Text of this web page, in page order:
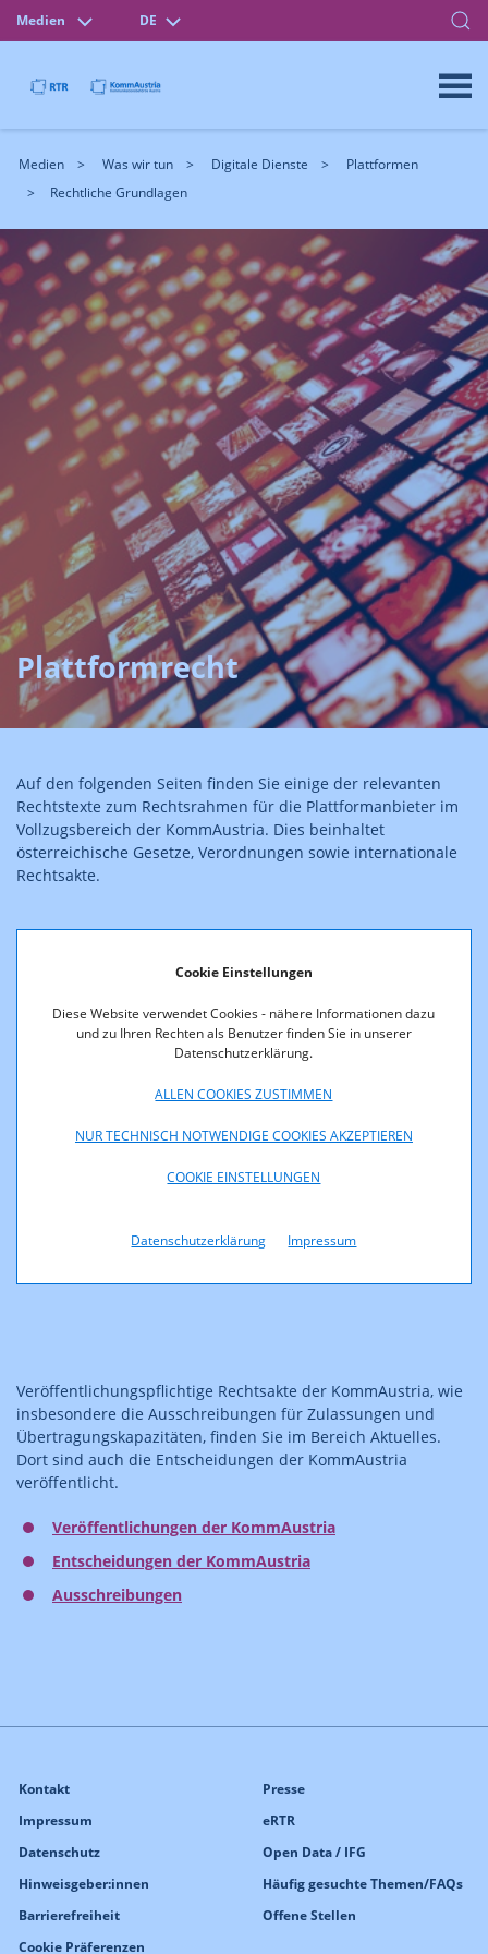
Cookie Einstellungen
Diese Website verwendet Cookies - nähere Informationen dazu
und zu Ihren Rechten als Benutzer finden Sie in unserer
Datenschutzerklärung.
ALLEN COOKIES ZUSTIMMEN
NUR TECHNISCH NOTWENDIGE COOKIES AKZEPTIEREN
COOKIE EINSTELLUNGEN
Datenschutzerklärung Impressum
Medien DE
Medien Was wir tun Digitale Dienste
Plattformen
Rechtliche Grundlagen
Plattformrecht
Auf den folgenden Seiten finden Sie einige der relevanten
Rechtstexte zum Rechtsrahmen für die Plattformanbieter im
Vollzugsbereich der KommAustria. Dies beinhaltet
österreichische Gesetze, Verordnungen sowie internationale
Rechtsakte.
Von der KommAustria vollzogene Gesetze
Veröffentlichungspflichtige Rechtsakte der KommAustria, wie
insbesondere die Ausschreibungen für Zulassungen und
Übertragungskapazitäten, finden Sie im Bereich Aktuelles.
Dort sind auch die Entscheidungen der KommAustria
veröffentlicht.
Veröffentlichungen der KommAustria
Entscheidungen der KommAustria
Ausschreibungen
Kontakt
Impressum
Datenschutz
Hinweisgeber:innen
Barrierefreiheit
Cookie Präferenzen
Presse
eRTR
Open Data / IFG
Häufig gesuchte Themen/FAQs
Offene Stellen